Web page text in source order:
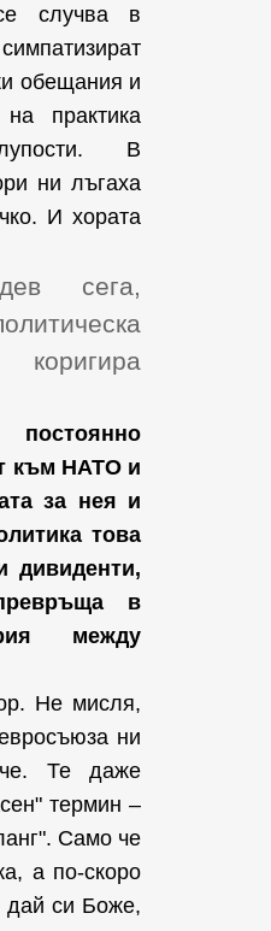
случва в
обещания и
практика
В
ни лъгаха
И хората
сега,
към НАТО и
за нея и
това
дивиденти,
в
между
Не мисля,
ни
Те даже
термин –
Само че
а по-скоро
дай си Боже,